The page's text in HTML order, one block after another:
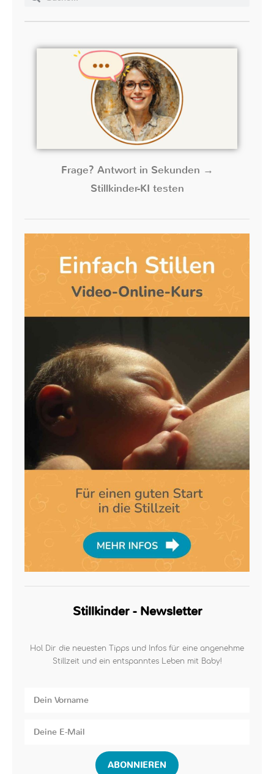
Frage? Antwort in Sekunden →
Stillkinder-KI testen
Stillkinder - Newsletter
Hol Dir die neuesten Tipps und Infos für eine angenehme
Stillzeit und ein entspanntes Leben mit Baby!
ABONNIEREN